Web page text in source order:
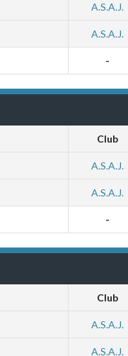
A.S.A.J.
A.S.A.J.
-
Club
A.S.A.J.
A.S.A.J.
-
Club
A.S.A.J.
A.S.A.J.